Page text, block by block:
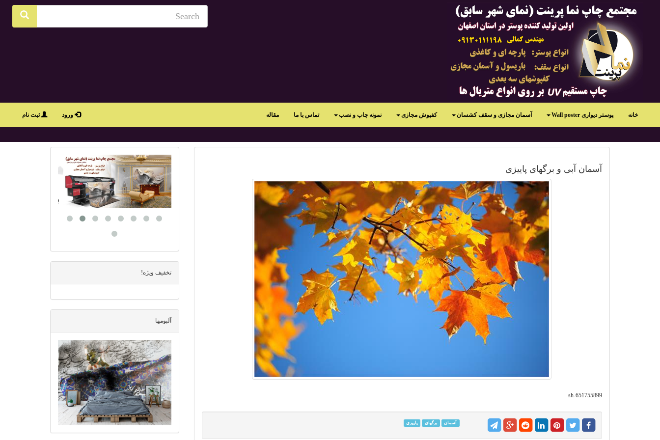
خانه پوستر دیواری Wall poster آسمان مجازی و سقف کشسان کفپوش مجازی نمونه چاپ و نصب تماس با ما مقاله ورود ثبت نام
آسمان آبی و برگهای پاییزی
sh-651755899
آسمان برگهای پاییزی
تخفیف ویژه!
آلبومها